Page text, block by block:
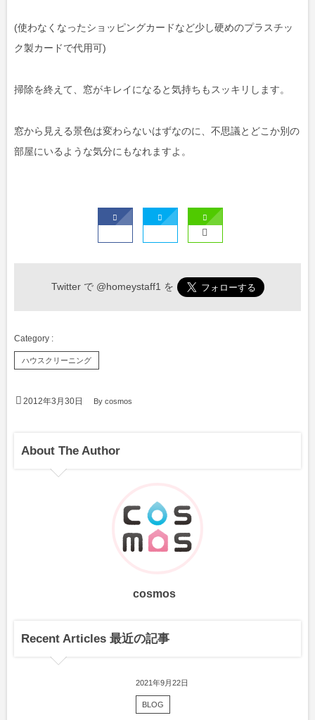
(使わなくなったショッピングカードなど少し硬めのプラスチッ
ク製カードで代用可)
掃除を終えて、窓がキレイになると気持ちもスッキリします。
窓から見える景色は変わらないはずなのに、不思議とどこか別の
部屋にいるような気分にもなれますよ。
Twitter で @homeystaff1 を
ハウスクリーニング
2012年3月30日 Bycosmos
About The Author
cosmos
Recent Articles 最近の記事
2021年9月22日
BLOG